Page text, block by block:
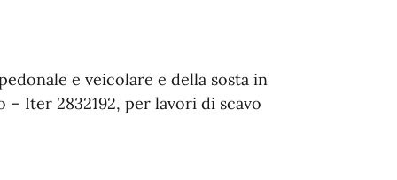
e veicolare e della sosta in
– Iter 2832192, per lavori di scavo